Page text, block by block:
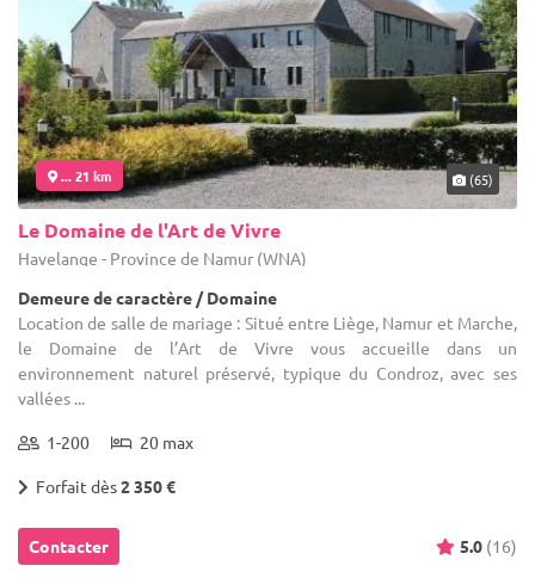
... 21 km (65)
Le Domaine de l'Art de Vivre
Havelange - Province de Namur (WNA)
Demeure de caractère / Domaine
Location de salle de mariage : Situé entre Liège, Namur et Marche,
le Domaine de l’Art de Vivre vous accueille dans un
environnement naturel préservé, typique du Condroz, avec ses
vallées ...
1-200 20 max
Forfait dès2 350 €
Contacter 5.0 (16)